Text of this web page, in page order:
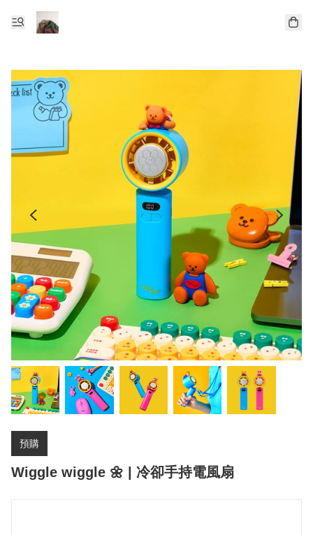
預購
Wiggle wiggle 🌼 | 冷卻手持電風扇